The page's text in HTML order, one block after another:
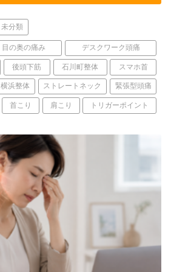
未分類
目の奥の痛み デスクワーク頭痛
後頭下筋 石川町整体 スマホ首
横浜整体 ストレートネック 緊張型頭痛
首こり 肩こり トリガーポイント